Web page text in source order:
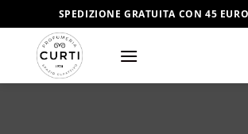
ai
contenuti
SPEDIZIONE GRATUITA CON 45